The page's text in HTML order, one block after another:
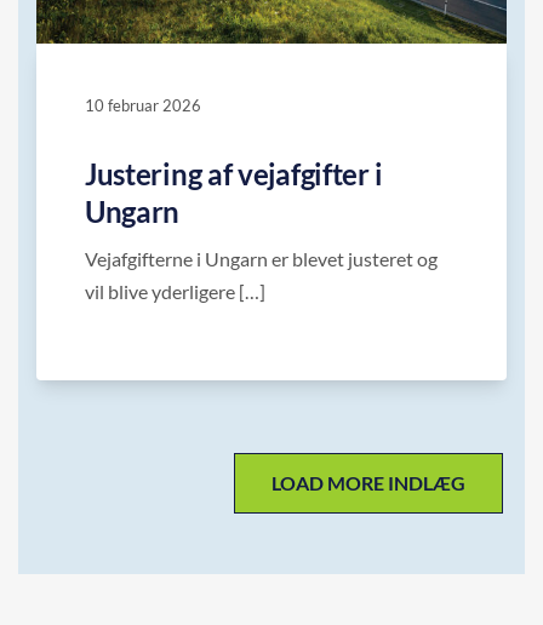
10 februar 2026
Justering af vejafgifter i
Ungarn
Vejafgifterne i Ungarn er blevet justeret og
vil blive yderligere […]
LOAD MORE INDLÆG